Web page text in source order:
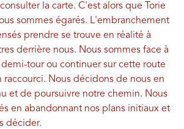
la carte. C'est alors que Torie
sommes égarés. L'embranchement
prendre se trouve en réalité à
derrière nous. Nous sommes face à
tour ou continuer sur cette route
Nous décidons de nous en
et de poursuivre notre chemin. Nous
en abandonnant nos plans initiaux et
décider.